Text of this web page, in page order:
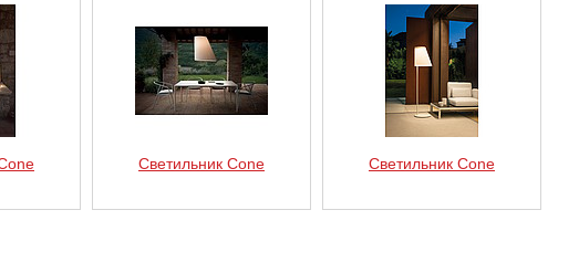
Светильник Cone Светильник Cone